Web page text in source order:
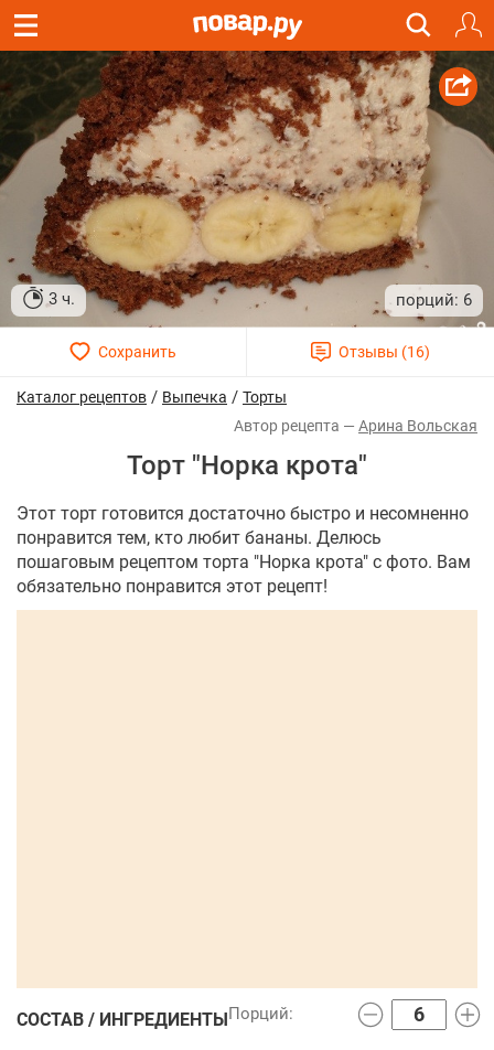
3 ч. 6
Каталог рецептов / Выпечка / Торты
Арина Вольская
Торт "Норка крота"
Этот торт готовится достаточно быстро и несомненно
понравится тем, кто любит бананы. Делюсь
пошаговым рецептом торта "Норка крота" с фото. Вам
обязательно понравится этот рецепт!
СОСТАВ / ИНГРЕДИЕНТЫ